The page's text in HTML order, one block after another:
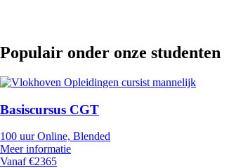
Populair onder onze studenten
Basiscursus CGT
100 uur Online, Blended
Meer informatie
Vanaf €2365